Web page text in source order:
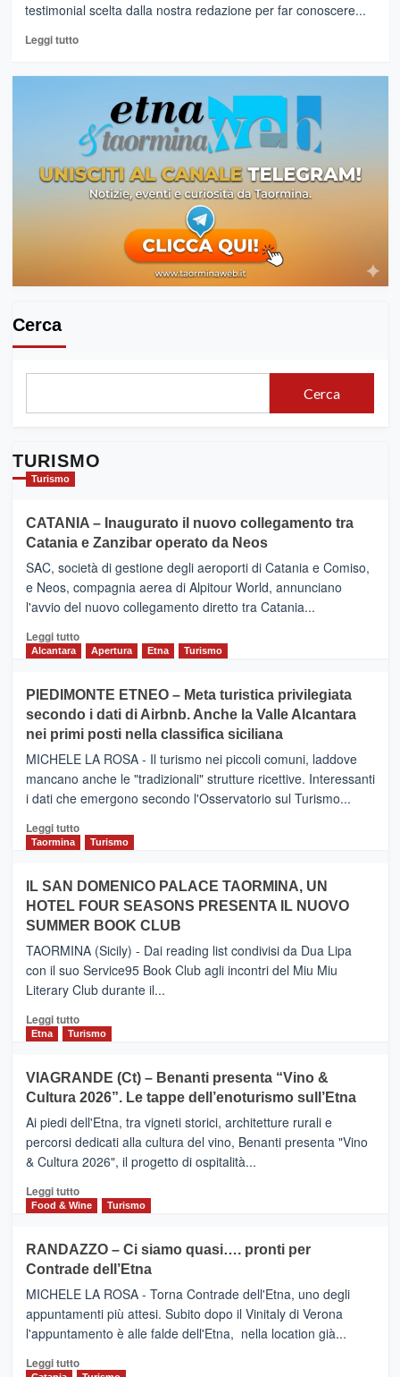
testimonial scelta dalla nostra redazione per far conoscere...
Leggi tuttoLeggi
PATERNO’-
Roberta
Iacobello
testimonial
della
città
Cerca
Cerca
TURISMO
Turismo
CATANIA – Inaugurato il nuovo collegamento tra
Catania e Zanzibar operato da Neos
SAC, società di gestione degli aeroporti di Catania e Comiso,
e Neos, compagnia aerea di Alpitour World, annunciano
l'avvio del nuovo collegamento diretto tra Catania...
Leggi tuttoLeggi
CATANIA
–
Inaugurato
il
nuovo
collegamento
tra
e
Zanzibar
da
Neos
Alcantara Apertura Etna Turismo
PIEDIMONTE ETNEO – Meta turistica privilegiata
secondo i dati di Airbnb. Anche la Valle Alcantara
nei primi posti nella classifica siciliana
MICHELE LA ROSA - Il turismo nei piccoli comuni, laddove
mancano anche le "tradizionali" strutture ricettive. Interessanti
i dati che emergono secondo l'Osservatorio sul Turismo...
Leggi tuttoLeggi
PIEDIMONTE
ETNEO
–
Meta
turistica
privilegiata
secondo
dati
di
Anche
la
Alcantara
nei
primi
nella
classifica
Taormina Turismo
IL SAN DOMENICO PALACE TAORMINA, UN
HOTEL FOUR SEASONS PRESENTA IL NUOVO
SUMMER BOOK CLUB
TAORMINA (Sicily) - Dai reading list condivisi da Dua Lipa
con il suo Service95 Book Club agli incontri del Miu Miu
Literary Club durante il...
Leggi tuttoLeggi
di
IL
SAN
DOMENICO
PALACE
TAORMINA,
UN
HOTEL
FOUR
IL
NUOVO
SUMMER
CLUB
Etna Turismo
VIAGRANDE (Ct) – Benanti presenta “Vino &
Cultura 2026”. Le tappe dell’enoturismo sull’Etna
Ai piedi dell'Etna, tra vigneti storici, architetture rurali e
percorsi dedicati alla cultura del vino, Benanti presenta "Vino
& Cultura 2026", il progetto di ospitalità...
Leggi tuttoLeggi
di
VIAGRANDE
(Ct)
–
Benanti
presenta
“Vino
&
Food & Wine Turismo
RANDAZZO – Ci siamo quasi…. pronti per
Contrade dell’Etna
MICHELE LA ROSA - Torna Contrade dell'Etna, uno degli
appuntamenti più attesi. Subito dopo il Vinitaly di Verona
l'appuntamento è alle falde dell'Etna, nella location già...
Leggi tuttoLeggi